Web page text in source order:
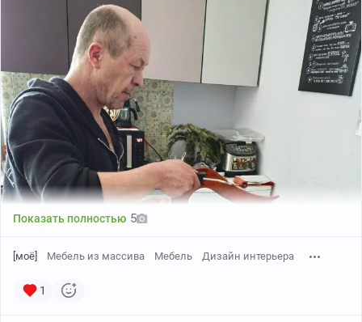
Показать полностью 5
[моё] Мебель из массива Мебель Дизайн интерьера
1